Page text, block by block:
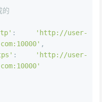
的
:
'http://user-
,
:
'http://user-